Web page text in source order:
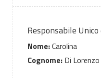
Responsabile
Nome:Carolina
Cognome: Di Lorenzo